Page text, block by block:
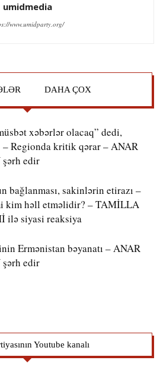
umidmedia
www.umidparty.org/
DAHA ÇOX
xəbərlər olacaq” dedi,
Regionda kritik qərar – ANAR
edir
bağlanması, sakinlərin etirazı –
kim həll etməlidir? – TAMİLLA
ilə siyasi reaksiya
Ermənistan bəyanatı – ANAR
edir
Youtube kanalı